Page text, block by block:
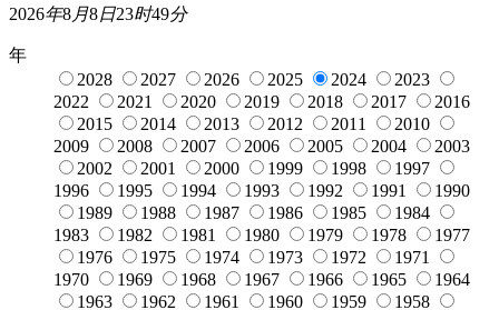
2026年8月8日23时49分
年
2028
2027 2026 2025 2024
2023
2022
2021 2020 2019 2018 2017
2016
2015
2014 2013 2012 2011
2010
2009
2008 2007 2006 2005 2004
2003
2002
2001 2000 1999 1998
1997
1996
1995 1994 1993 1992 1991
1990
1989
1988 1987 1986 1985
1984
1983
1982 1981 1980 1979 1978
1977
1976
1975 1974 1973 1972
1971
1970
1969 1968 1967 1966 1965
1964
1963
1962 1961 1960 1959
1958